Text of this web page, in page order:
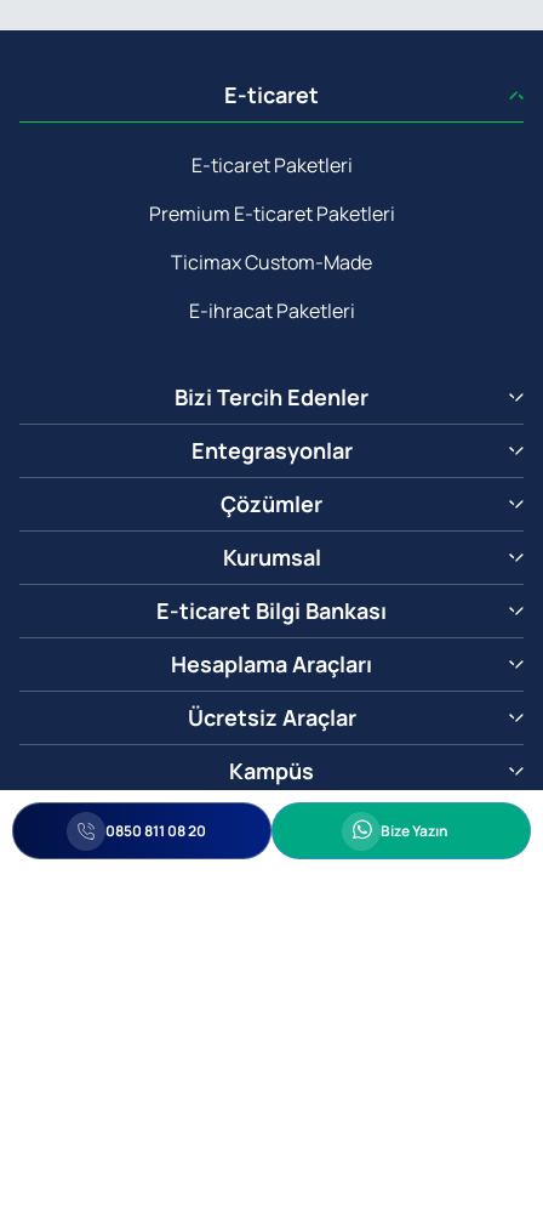
E-ticaret
E-ticaret Paketleri
Premium E-ticaret Paketleri
Ticimax Custom-Made
E-ihracat Paketleri
Bizi Tercih Edenler
Entegrasyonlar
Çözümler
Kurumsal
E-ticaret Bilgi Bankası
Hesaplama Araçları
Ücretsiz Araçlar
Kampüs
0850 811 08 20 Whatsapp
Bize Yazın
0850 811 08 20